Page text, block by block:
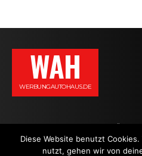
WAH
WERBUNGAUTOHAUS.DE
AGB DATENSCHUTZERKLÄRUNG
Diese Website benutzt
nutzt, gehen wir von